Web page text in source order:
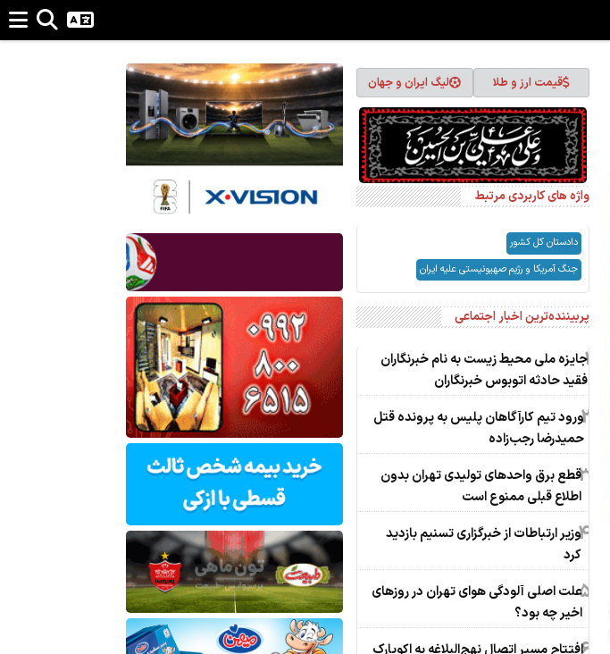
قیمت ارز و طلا لیگ ایران و جهان
واژه های کاربردی مرتبط
دادستان کل کشور
جنگ آمریکا و رژیم صهیونیستی علیه ایران
پربیننده‌ترین اخبار اجتماعی
1جایزه ملی محیط زیست به نام خبرنگاران
فقید حادثه اتوبوس خبرنگاران
2ورود تیم کارآگاهان پلیس به پرونده قتل
حمیدرضا رجب‌زاده
3قطع برق واحدهای تولیدی تهران بدون
اطلاع قبلی ممنوع است
4وزیر ارتباطات از خبرگزاری تسنیم بازدید
کرد
5علت اصلی آلودگی هوای تهران در روزهای
اخیر چه بود؟
افتتاح مسیر اتصال نهج‌البلاغه به اکوپارک